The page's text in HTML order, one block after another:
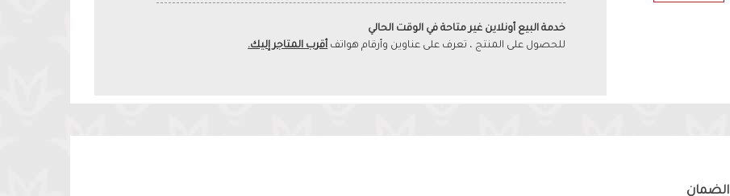
خدمة البيع أونلاين غير متاحة في الوقت الحالي
للحصول على المنتج ، تعرف على عناوين وأرقام هواتفأقرب المتاجر إليك.
الضمان